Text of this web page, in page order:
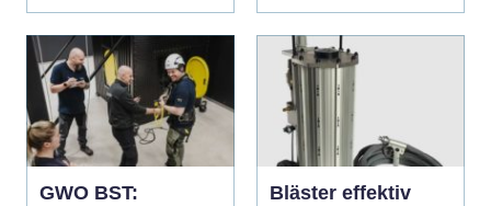
GWO BST:
Bläster effektiv